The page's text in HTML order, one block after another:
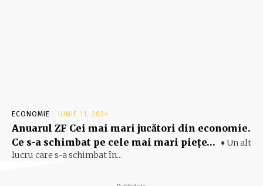
ECONOMIE IUNIE 11, 2024
Anuarul ZF Cei mai mari jucători din economie.
Ce s-a schimbat pe cele mai mari pieţe… ♦ Un alt
lucru care s-a schimbat în...